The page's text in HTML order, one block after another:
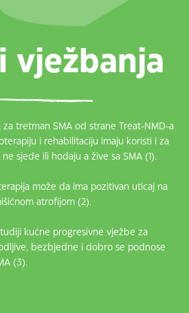
vježbanja
za tretman SMA od strane Treat-NMD-a
i rehabilitaciju imaju koristi i za
sjede ili hodaju a žive sa SMA (1).
može da ima pozitivan uticaj na
atrofijom (2).
kućne progresivne vježbe za
bezbjedne i dobro se podnose
(3).